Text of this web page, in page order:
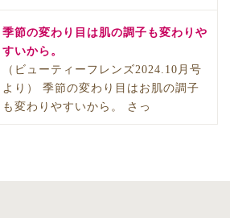
季節の変わり目は肌の調子も変わりや
すいから。
（ビューティーフレンズ2024.10月号
より） 季節の変わり目はお肌の調子
も変わりやすいから。 さっ